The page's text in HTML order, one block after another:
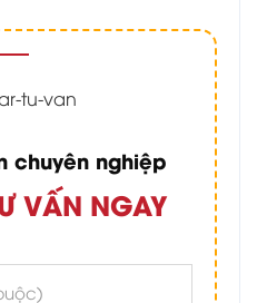
chuyên nghiệp
VẤN NGAY